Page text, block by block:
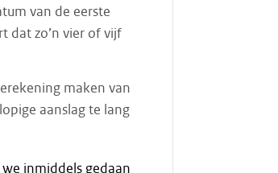
van de eerste
dat zo’n vier of vijf
maken van
aanslag te lang
inmiddels gedaan